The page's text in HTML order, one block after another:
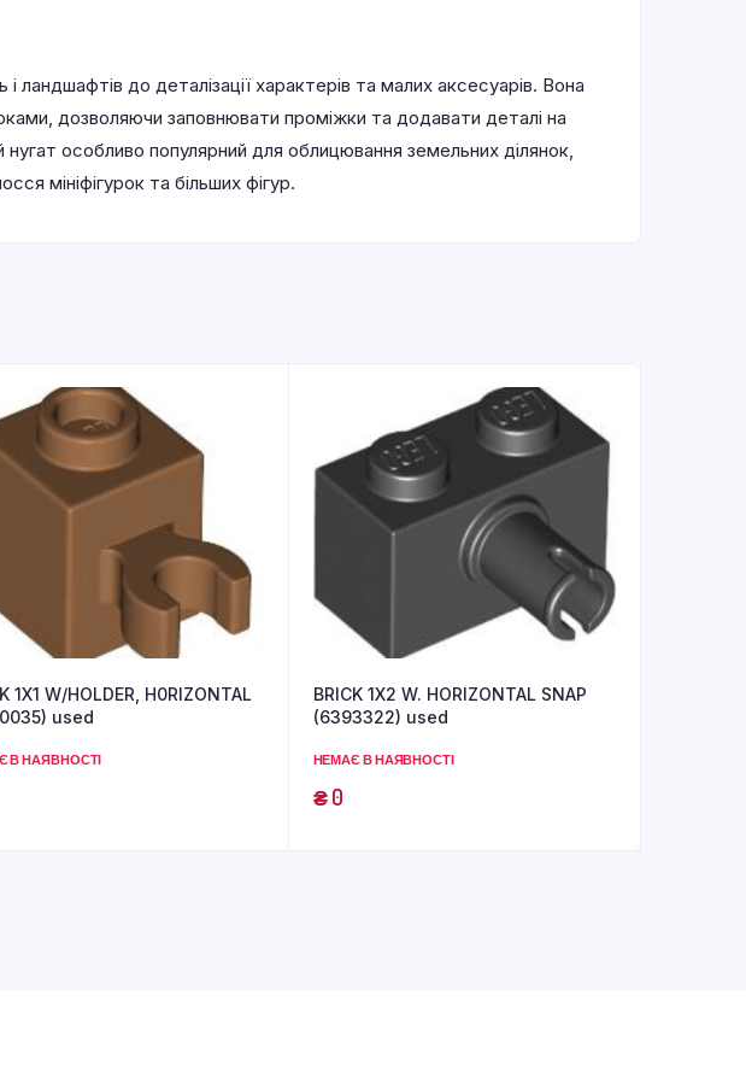
ландшафтів до деталізації характерів та малих аксесуарів. Вона
дозволяючи заповнювати проміжки та додавати деталі на
особливо популярний для облицювання земельних ділянок,
мініфігурок та більших фігур.
1X1 W/HOLDER, H0RIZONTAL
used
В НАЯВНОСТІ
BRICK 1X2 W. HORIZONTAL SNAP
(6393322) used
НЕМАЄ В НАЯВНОСТІ
₴0